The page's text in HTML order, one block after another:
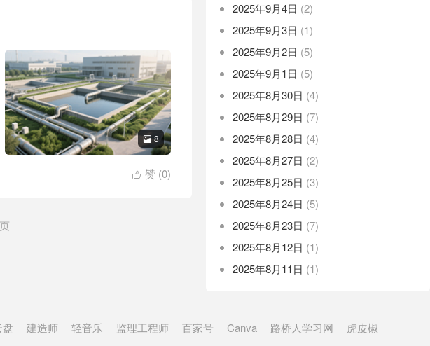
 8
 赞 (0)
2025年9月4日 (2)
2025年9月3日 (1)
2025年9月2日 (5)
2025年9月1日 (5)
2025年8月30日 (4)
2025年8月29日 (7)
2025年8月28日 (4)
2025年8月27日 (2)
2025年8月25日 (3)
2025年8月24日 (5)
2025年8月23日 (7)
2025年8月12日 (1)
2025年8月11日 (1)
建造师 轻音乐 监理工程师 百家号 Canva 路桥人学习网 虎皮椒